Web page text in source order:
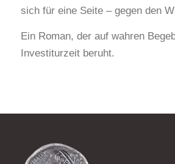
sich für eine Seite – gegen den
Ein Roman, der auf wahren
Investiturzeit beruht.